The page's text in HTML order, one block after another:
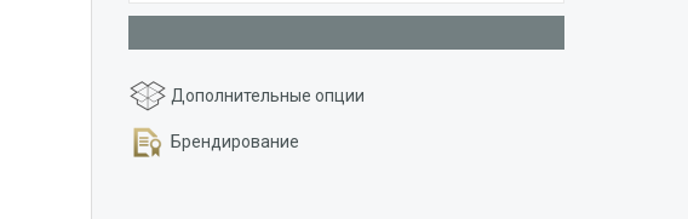
Дополнительные опции
Брендирование